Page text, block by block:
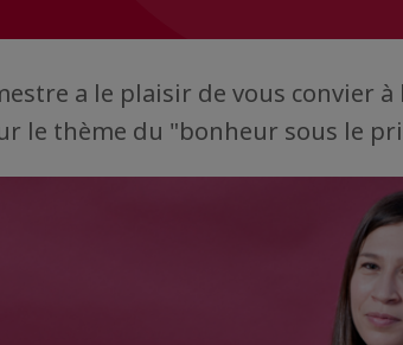
a le plaisir de vous convier
le thème du "bonheur sous le